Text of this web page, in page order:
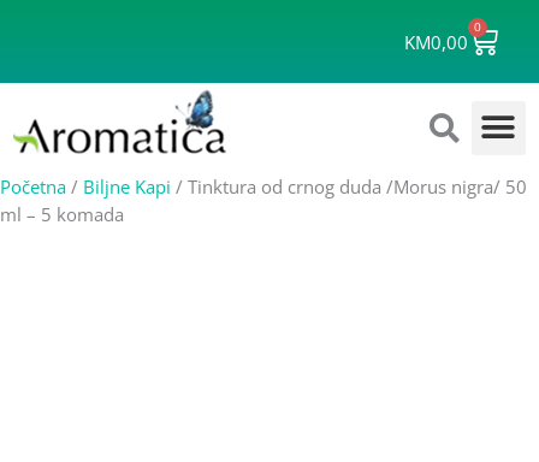
KM0,00
0
Cart
Početna / Biljne Kapi / Tinktura od crnog duda /Morus nigra/ 50
ml – 5 komada